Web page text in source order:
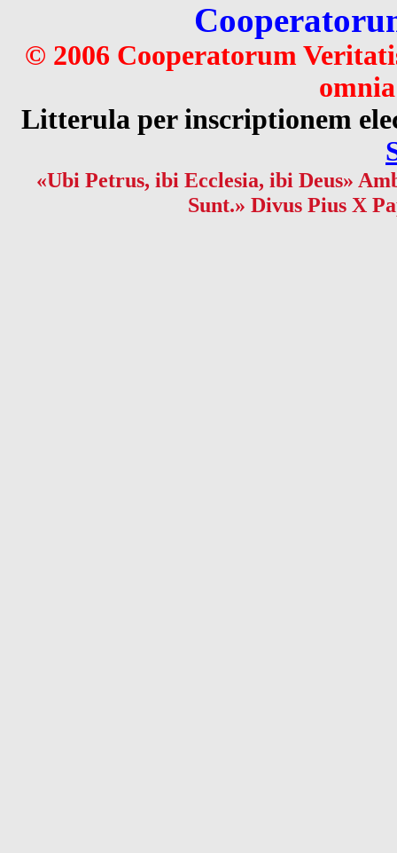
© 2006 Cooperatorum
Litterula per inscriptionem
«Ubi Petrus, ibi Ecclesia, ibi Deus»
Sunt.» Divus Pius X